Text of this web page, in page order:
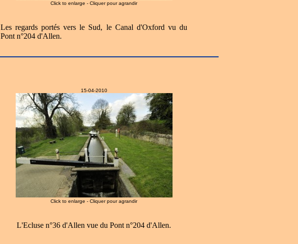
Click to enlarge - Cliquer pour agrandir
Les regards portés vers le Sud, le Canal d'Oxford vu du
Pont n°204 d'Allen.
15-04-2010
Click to enlarge - Cliquer pour agrandir
L'Ecluse n°36 d'Allen vue du Pont n°204 d'Allen.